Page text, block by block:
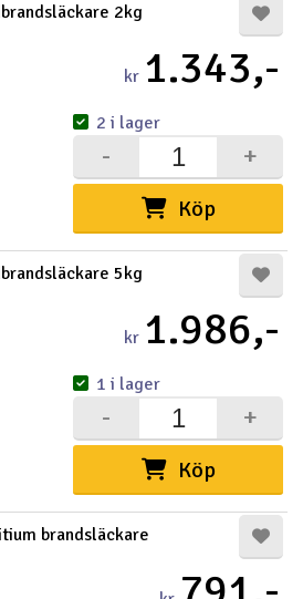
byggsatser
och hobby
och tillbehör
2kg
kr 1.343,-
Köp
+
-
2 i lager
5kg
kr 1.986,-
Köp
+
-
1 i lager
brandsläckare